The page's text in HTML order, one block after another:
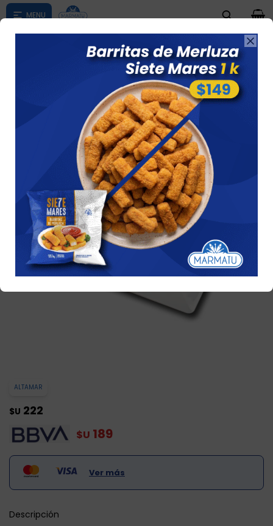

según su zona
0

Mix De Mariscos Altamar De 500 Grs
ALTAMAR
$U 222
$U 189
Ver más
Descripción